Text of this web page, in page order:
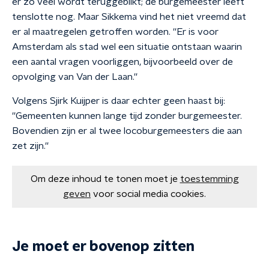
tenslotte nog. Maar Sikkema vind het niet vreemd dat
er al maatregelen getroffen worden. ''Er is voor
Amsterdam als stad wel een situatie ontstaan waarin
een aantal vragen voorliggen, bijvoorbeeld over de
opvolging van Van der Laan.''
Volgens Sjirk Kuijper is daar echter geen haast bij:
''Gemeenten kunnen lange tijd zonder burgemeester.
Bovendien zijn er al twee locoburgemeesters die aan
zet zijn.''
Om deze inhoud te tonen moet je toestemming
geven voor social media cookies.
Je moet er bovenop zitten